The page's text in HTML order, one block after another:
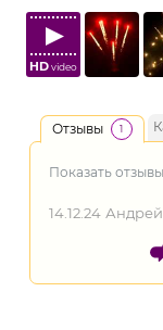
HDvideo
Отзывы 1
Показать
14.12.24 Андрей